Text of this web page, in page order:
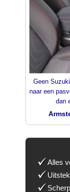
Geen
naar een
dan
Alles